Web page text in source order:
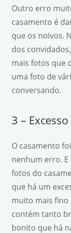
Outro erro
casamento é
que os noivos.
dos
mais fotos que
uma foto de
conversando.
3 –
O casamento
nenhum erro.
fotos do
que há um
muito mais fino
contém tanto
bonito que há